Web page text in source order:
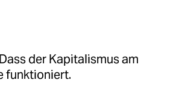
der Kapitalismus am
funktioniert.